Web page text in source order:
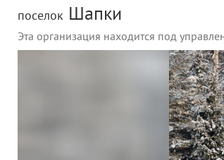
поселок Шапки
Эта организация находится под